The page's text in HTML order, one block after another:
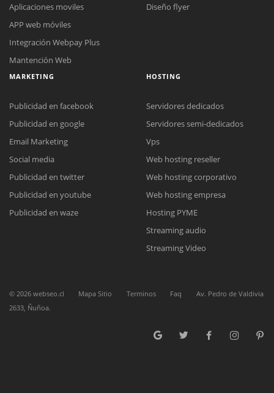
Reunión online
Nuestros ejecutivos le enviarán un correo electrónico con el enlace a
Meet para la reunión online.
Cotización
Complete el formulario y nos contactaremos a la brevedad.
Chat Online
para enviarnos un correo electrónico con sus datos personales.
Aplicaciones moviles
APP web móviles
Integración Webpay Plus
Mantención Web
Diseño flyer
MARKETING
Publicidad en facebook
Publicidad en google
Email Marketing
Social media
Publicidad en twitter
Publicidad en youtube
Publicidad en waze
HOSTING
Servidores dedicados
Servidores semi-dedicados
Vps
Web hosting reseller
Web hosting corporativo
Web hosting empresa
Hosting PYME
Streaming audio
Streaming Video
© 2026 webseo.cl Mapa Sitio Terminos Faq
Av. Pedro de Valdivia
2633, Ñuñoa.